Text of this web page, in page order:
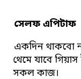
সেলফ এপিটাফ
একদিন থাকবো
থেমে যাবে গিয়াস
সকল কাজ।